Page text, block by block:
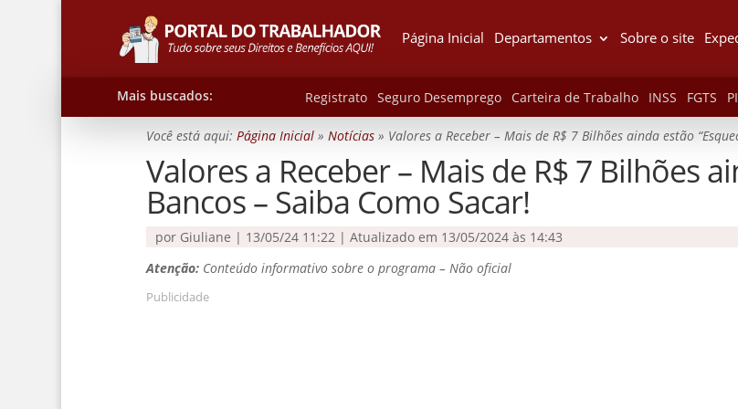
Página Inicial Departamentos Sobre o site
Mais buscados: Registrato Seguro Desemprego Carteira de Trabalho INSS FGTS
Você está aqui: Página Inicial »Notícias » Valores a Receber – Mais de R$ 7 Bilhões ainda estão
Valores a Receber – Mais de R$ 7 Bilhões
Bancos – Saiba Como Sacar!
por Giuliane | 13/05/24 11:22 | Atualizado em 13/05/2024 às 14:43
Atenção: Conteúdo informativo sobre o programa – Não oficial
Publicidade